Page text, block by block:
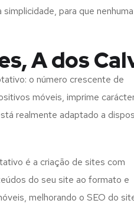
para que
A dos
o número crescente de
móveis, imprime
realmente adaptado a
é a criação de sites com
do seu site ao formato e
melhorando o SEO do